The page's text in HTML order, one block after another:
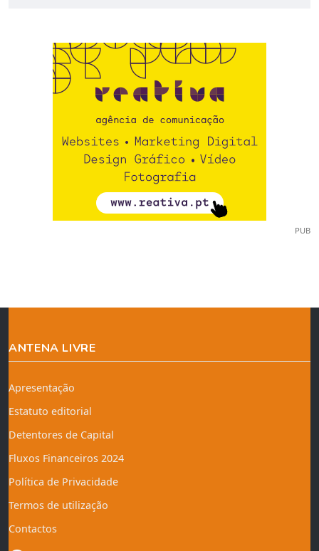
PUB
ANTENA LIVRE
Apresentação
Estatuto editorial
Detentores de Capital
Fluxos Financeiros 2024
Política de Privacidade
Termos de utilização
Contactos